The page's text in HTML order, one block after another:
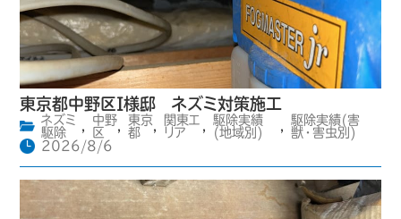
東京都中野区I様邸 ネズミ対策施工
ネズミ
駆除
,
中野
区
,
東京
都
,
関東エ
リア
,
駆除実績
(地域別)
,
駆除実績(害
獣・害虫別)
2026/8/6